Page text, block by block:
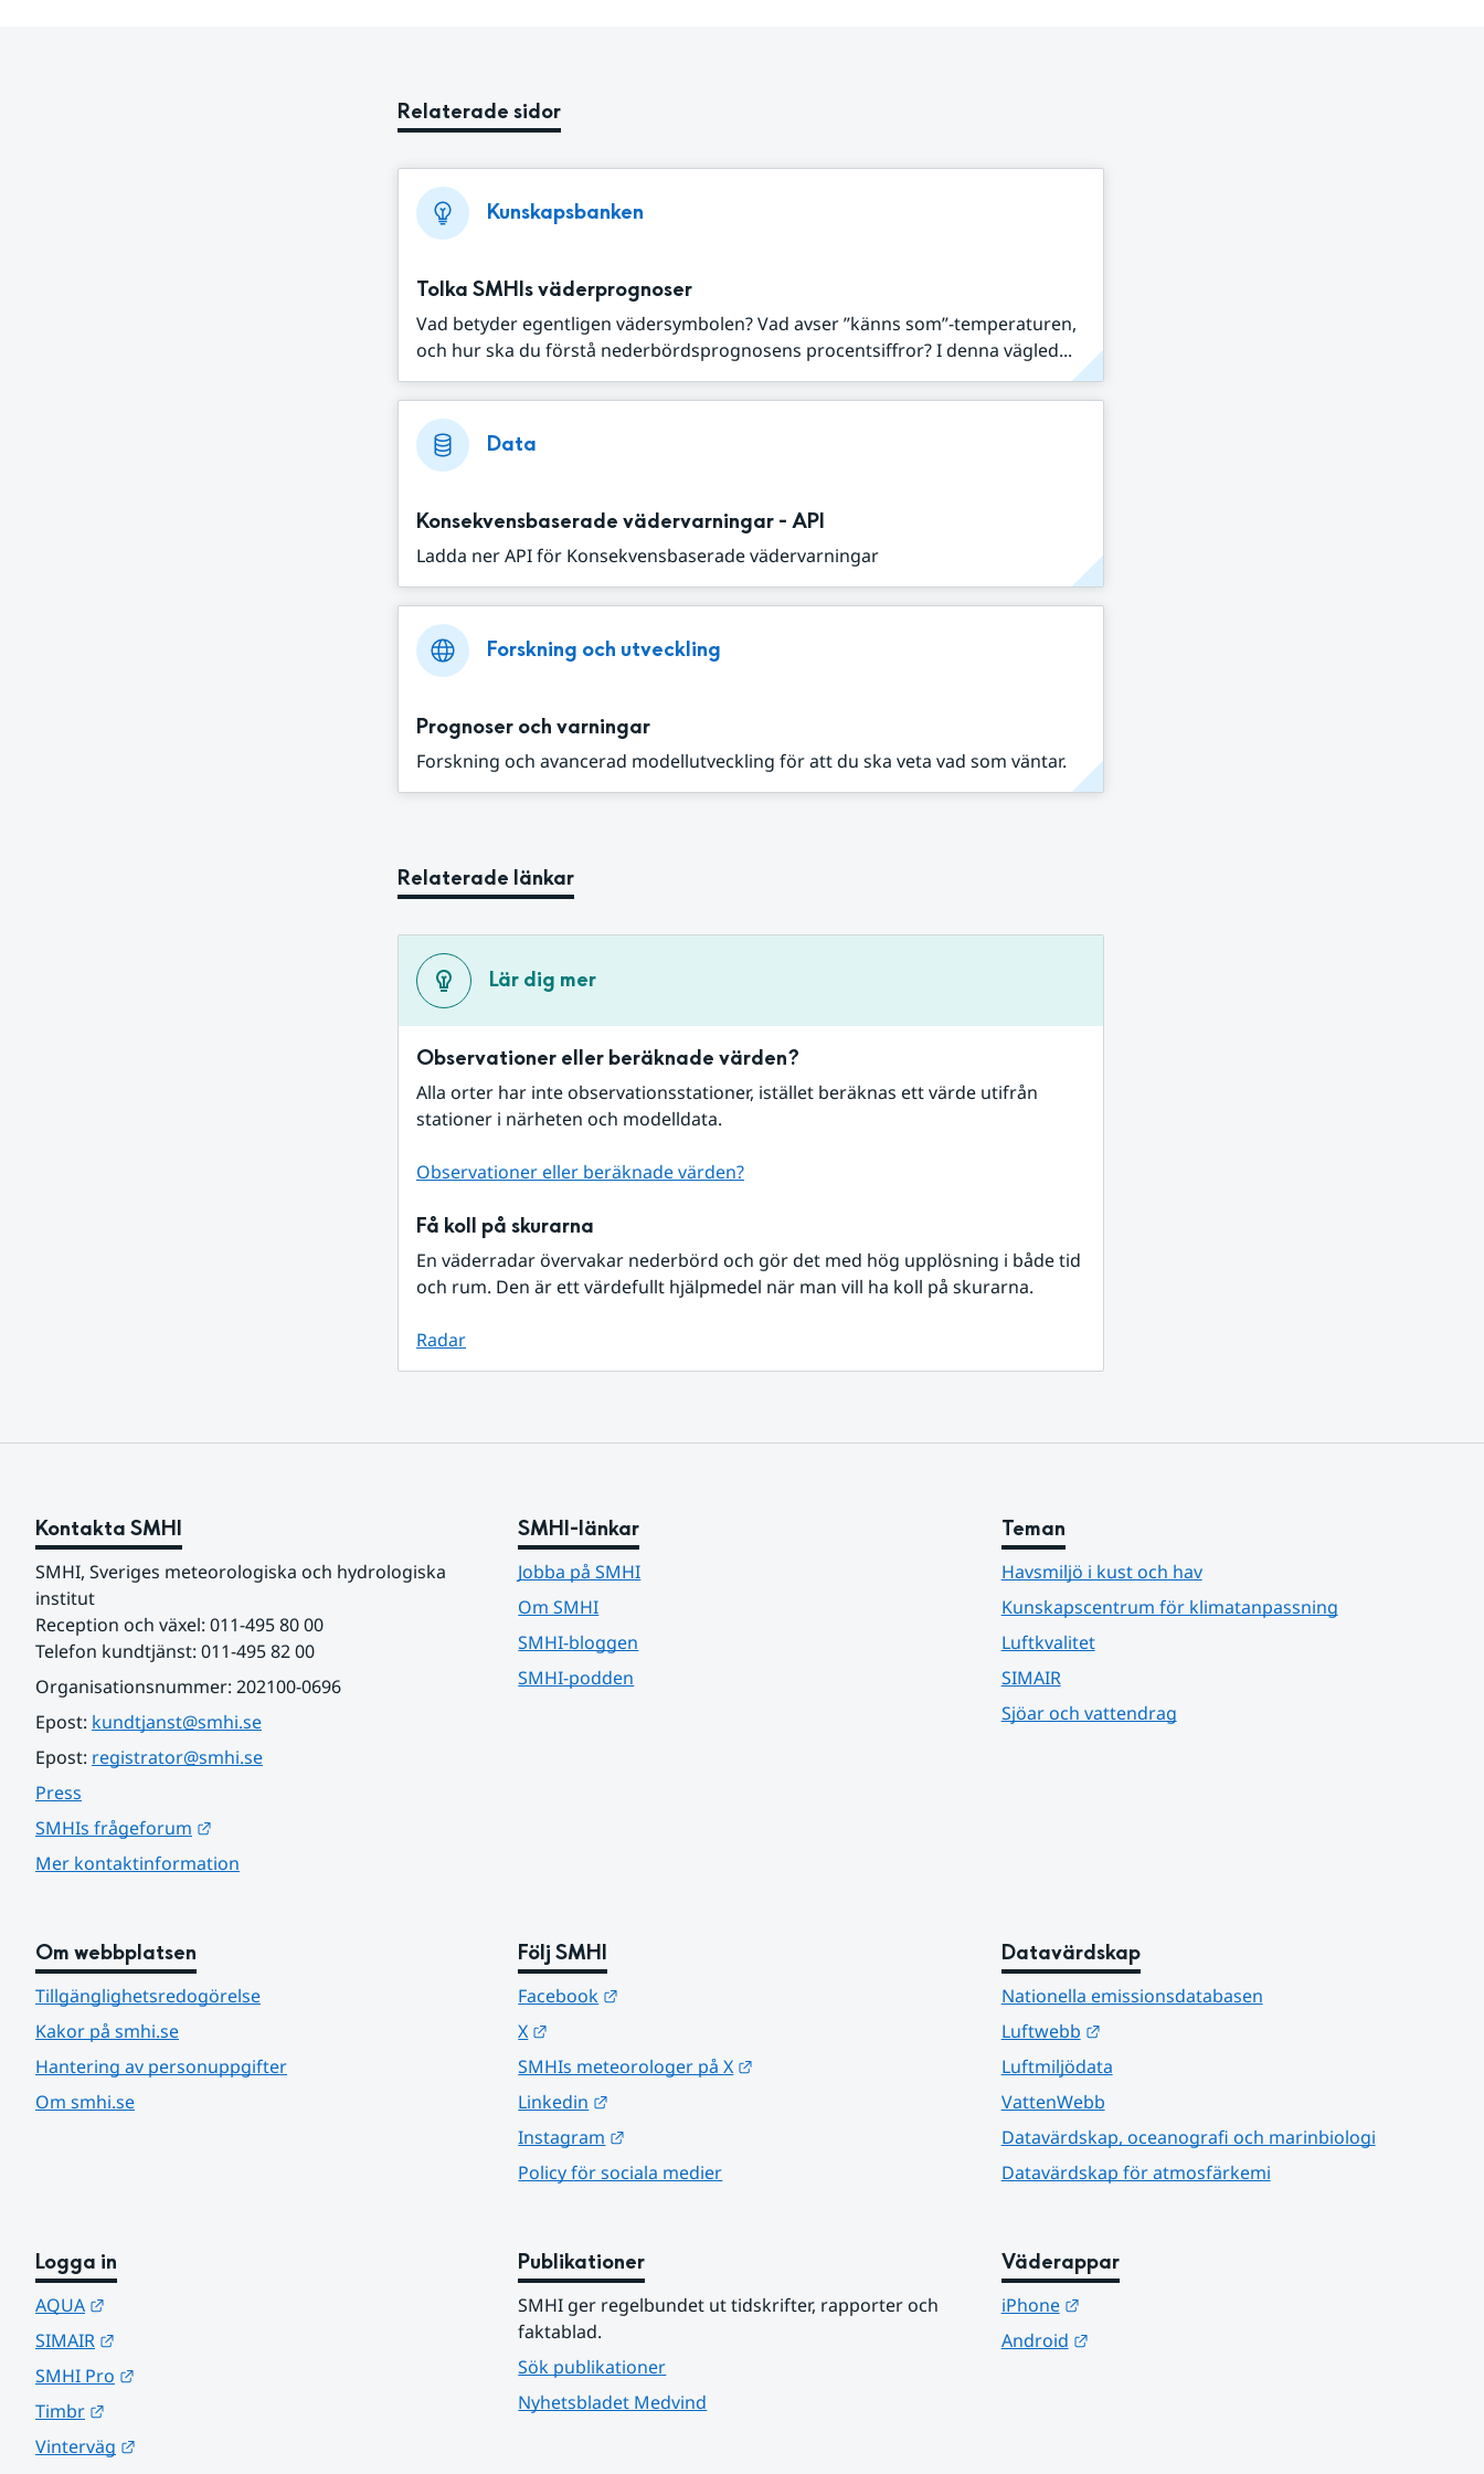
Relaterade sidor
Kunskapsbanken
Tolka SMHIs väderprognoser
Vad betyder egentligen vädersymbolen? Vad avser ”känns som”-temperaturen,
och hur ska du förstå nederbördsprognosens procentsiffror? I denna vägled...
Data
Konsekvensbaserade vädervarningar - API
Ladda ner API för Konsekvensbaserade vädervarningar
Forskning och utveckling
Prognoser och varningar
Forskning och avancerad modellutveckling för att du ska veta vad som väntar.
Relaterade länkar
Lär dig mer
Observationer eller beräknade värden?
Alla orter har inte observationsstationer, istället beräknas ett värde utifrån
stationer i närheten och modelldata.
Observationer eller beräknade värden?
Få koll på skurarna
En väderradar övervakar nederbörd och gör det med hög upplösning i både tid
och rum. Den är ett värdefullt hjälpmedel när man vill ha koll på skurarna.
Radar
Kontakta SMHI
SMHI, Sveriges meteorologiska och hydrologiska
institut
Reception och växel: 011-495 80 00
Telefon kundtjänst: 011-495 82 00
Organisationsnummer: 202100-0696
Epost: kundtjanst@smhi.se
Epost: registrator@smhi.se
Press
SMHIs frågeforum
Mer kontaktinformation
SMHI-länkar
Jobba på SMHI
Om SMHI
SMHI-bloggen
SMHI-podden
Teman
Havsmiljö i kust och hav
Kunskapscentrum för klimatanpassning
Luftkvalitet
SIMAIR
Sjöar och vattendrag
Om webbplatsen
Tillgänglighetsredogörelse
Kakor på smhi.se
Hantering av personuppgifter
Om smhi.se
Följ SMHI
Facebook
X
SMHIs meteorologer på X
Linkedin
Instagram
Policy för sociala medier
Datavärdskap
Nationella emissionsdatabasen
Luftwebb
Länk till annan webbplats.
Luftmiljödata
VattenWebb
Datavärdskap, oceanografi och marinbiologi
Datavärdskap för atmosfärkemi
Logga in
AQUA
SIMAIR
SMHI Pro
Timbr
Vinterväg
Publikationer
SMHI ger regelbundet ut tidskrifter, rapporter och
faktablad.
Sök publikationer
Nyhetsbladet Medvind
Väderappar
iPhone
Länk till annan webbplats.
Android
Länk till annan webbplats.